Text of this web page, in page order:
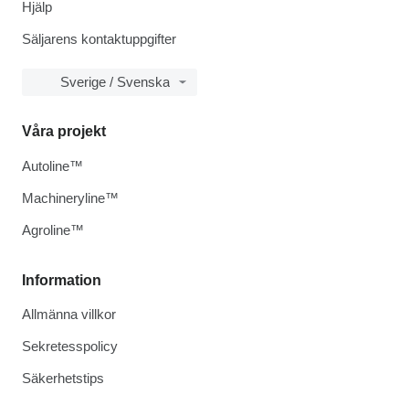
Hjälp
Säljarens kontaktuppgifter
Sverige / Svenska
Information
Allmänna villkor
Sekretesspolicy
Säkerhetstips
Våra projekt
Autoline™
Machineryline™
Agroline™